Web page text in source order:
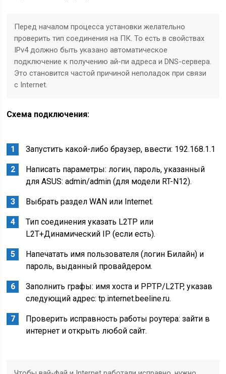
Перед началом процесса установки желательно
проверить тип соединения на ПК. То есть в свойствах
IPv4 должно быть указано автоматическое
подключение к получению ай-пи адреса и DNS-сервера.
Это становится частой причиной неполадок при связи
с Internet.
Схема подключения:
Запустить какой-либо браузер, ввести: 192.168.1.1
Написать параметры: логин, пароль, указанный
для ASUS: admin/admin (для модели RT-N12).
Выбрать раздел WAN или Internet.
Тип соединения указать L2TP или
L2T+Динамический IP (если есть).
Напечатать имя пользователя (логин Билайн) и
пароль, выданный провайдером.
Заполнить графы: имя хоста и PPTP/L2TP, указав
следующий адрес: tp.internet.beeline.ru.
Проверить исправность работы роутера: зайти в
интернет и открыть любой сайт.